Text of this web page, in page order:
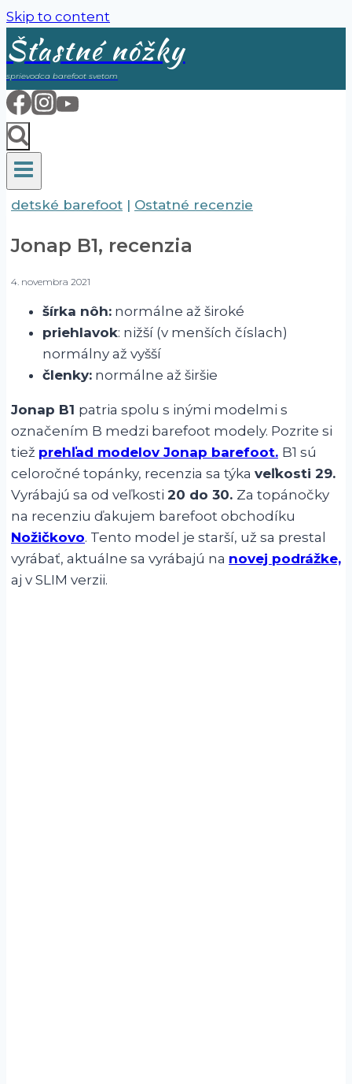
Skip to content
Šťastné nôžky
sprievodca barefoot svetom
detské barefoot | Ostatné recenzie
Jonap B1, recenzia
4. novembra 2021
šírka nôh: normálne až široké
priehlavok: nižší (v menších číslach)
normálny až vyšší
členky: normálne až širšie
Jonap B1 patria spolu s inými modelmi s
označením B medzi barefoot modely. Pozrite si
tiež prehľad modelov Jonap barefoot. B1 sú
celoročné topánky, recenzia sa týka veľkosti 29.
Vyrábajú sa od veľkosti 20 do 30. Za topánočky
na recenziu ďakujem barefoot obchodíku
Nožičkovo. Tento model je starší, už sa prestal
vyrábať, aktuálne sa vyrábajú na novej podrážke,
aj v SLIM verzii.